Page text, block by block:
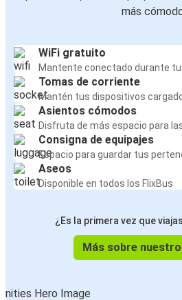
más
WiFi gratuito
Mantente conectado durante tu
Tomas de corriente
Mantén tus dispositivos
Asientos cómodos
Disfruta de más espacio para
Consigna de equipajes
Espacio para guardar tus
Aseos
Disponible en todos los FlixBus
¿Es la primera vez que
Más sobre